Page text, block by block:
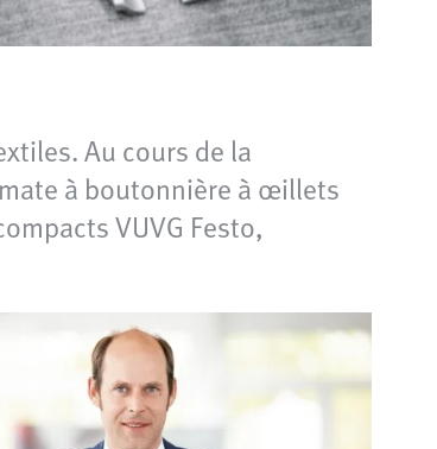
Au cours de la
à boutonnière à œillets
VUVG Festo,